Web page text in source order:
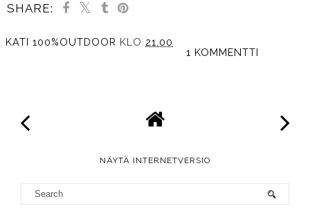
SHARE:
KATI 100%OUTDOOR KLO 21.00
1 KOMMENTTI
NÄYTÄ INTERNETVERSIO